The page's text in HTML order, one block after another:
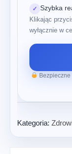
✓ Szybka
Klikając
wyłącznie w
Bezpieczne
Kategoria: